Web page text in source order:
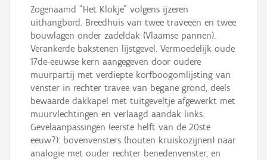
Zogenaamd "Het Klokje" volgens ijzeren
uithangbord. Breedhuis van twee traveeën en twee
bouwlagen onder zadeldak (Vlaamse pannen).
Verankerde bakstenen lijstgevel. Vermoedelijk oude
17de-eeuwse kern aangegeven door oudere
muurpartij met verdiepte korfboogomlijsting van
venster in rechter travee van begane grond, deels
bewaarde dakkapel met tuitgeveltje afgewerkt met
muurvlechtingen en verlaagd aandak links.
Gevelaanpassingen (eerste helft van de 20ste
eeuw?): bovenvensters (houten kruiskozijnen) naar
analogie met ouder rechter benedenvenster, en